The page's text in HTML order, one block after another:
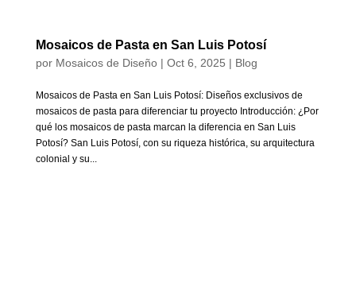
Mosaicos de Pasta en San Luis Potosí
por Mosaicos de Diseño| Oct 6, 2025 | Blog
Mosaicos de Pasta en San Luis Potosí: Diseños exclusivos de
mosaicos de pasta para diferenciar tu proyecto Introducción: ¿Por
qué los mosaicos de pasta marcan la diferencia en San Luis
Potosí? San Luis Potosí, con su riqueza histórica, su arquitectura
colonial y su...